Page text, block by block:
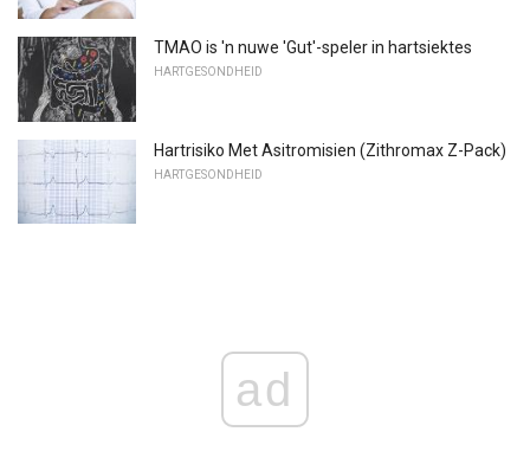
TMAO is 'n nuwe 'Gut'-speler in hartsiektes
HARTGESONDHEID
Hartrisiko Met Asitromisien (Zithromax Z-Pack)
HARTGESONDHEID
ad